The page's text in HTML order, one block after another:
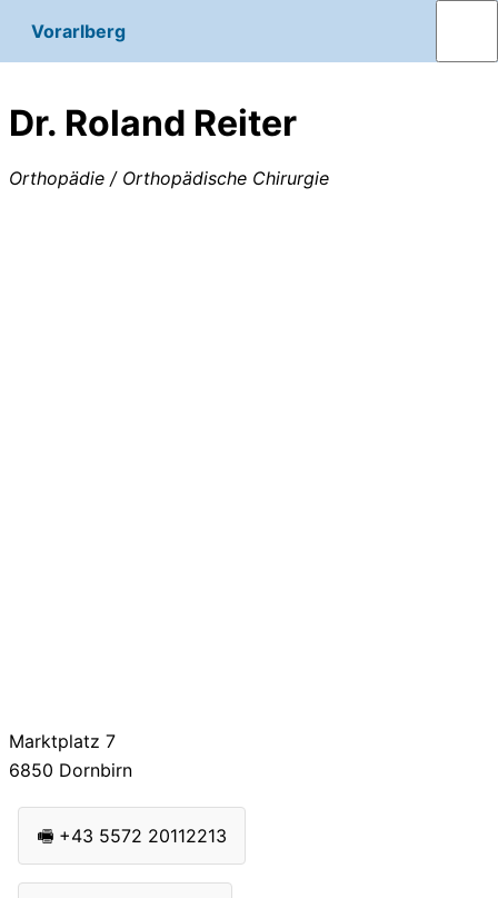
Vorarlberg
Dr. Roland Reiter
Orthopädie / Orthopädische Chirurgie
Marktplatz 7
6850 Dornbirn
🖷 +43 5572 20112213